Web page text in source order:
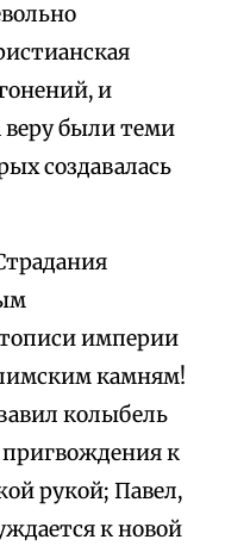
и
веру были теми
создавалась
империи
камням!
колыбель
пригвождения к
рукой; Павел,
к новой